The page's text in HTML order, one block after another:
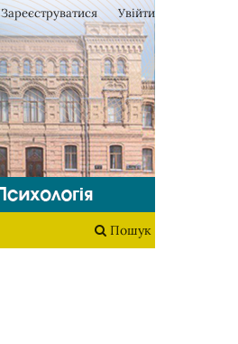
Пошук
Зареєструватися Увійти